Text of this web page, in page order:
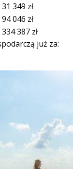
31 349 zł
94 046 zł
334 387 zł
już za: